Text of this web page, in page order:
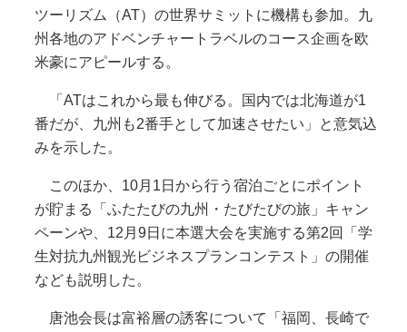
ツーリズム（AT）の世界サミットに機構も参加。九
州各地のアドベンチャートラベルのコース企画を欧
米豪にアピールする。
「ATはこれから最も伸びる。国内では北海道が1
番だが、九州も2番手として加速させたい」と意気込
みを示した。
このほか、10月1日から行う宿泊ごとにポイント
が貯まる「ふたたびの九州・たびたびの旅」キャン
ペーンや、12月9日に本選大会を実施する第2回「学
生対抗九州観光ビジネスプランコンテスト」の開催
なども説明した。
唐池会長は富裕層の誘客について「福岡、長崎で